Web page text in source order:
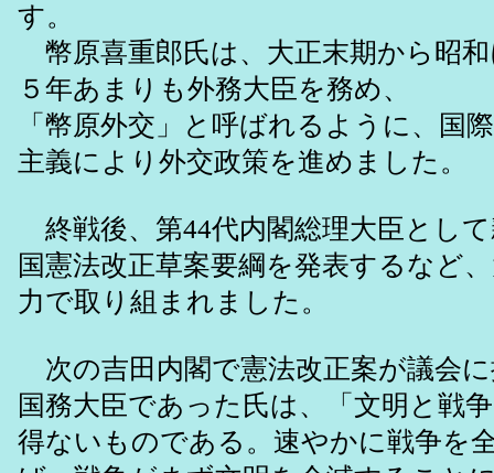
す。
幣原喜重郎氏は、大正末期から昭
５年あまりも外務大臣を務め、
「幣原外交」と呼ばれるように、国
主義により外交政策を進めました。
終戦後、第44代内閣総理大臣とし
国憲法改正草案要綱を発表するなど
力で取り組まれました。
次の吉田内閣で憲法改正案が議会
国務大臣であった氏は、「文明と戦
得ないものである。速やかに戦争を